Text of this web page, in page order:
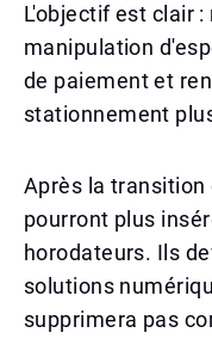
L'objectif est clair
manipulation
de paiement et
stationnement
Après la transition
pourront plus
horodateurs. Ils
solutions
supprimera pas